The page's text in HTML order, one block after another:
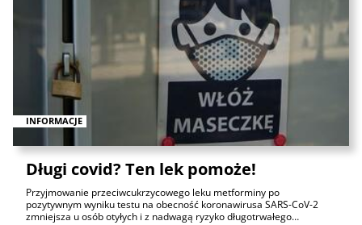
INFORMACJE
Długi covid? Ten lek pomoże!
Przyjmowanie przeciwcukrzycowego leku metforminy po
pozytywnym wyniku testu na obecność koronawirusa SARS-CoV-2
zmniejsza u osób otyłych i z nadwagą ryzyko długotrwałego…